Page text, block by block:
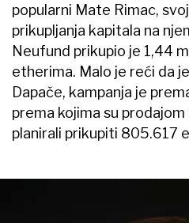
popularni Mate Rimac,
prikupljanja kapitala na
Neufund prikupio je 1,44
etherima. Malo je reći da
Dapače, kampanja je
prema kojima su
planirali prikupiti 805.617